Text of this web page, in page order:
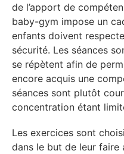
de l’apport de
baby-gym impose un
enfants doivent
sécurité. Les séances
se répètent afin de
encore acquis une
séances sont plutôt
concentration étant
Les exercices sont
dans le but de leur faire